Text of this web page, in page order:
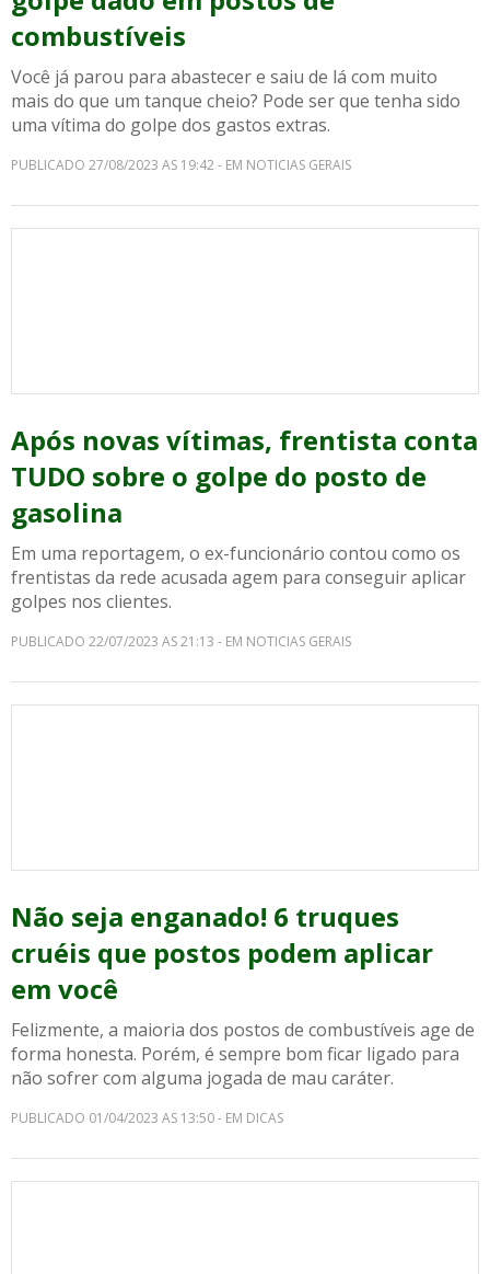
combustíveis
Você já parou para abastecer e saiu de lá com muito
mais do que um tanque cheio? Pode ser que tenha sido
uma vítima do golpe dos gastos extras.
PUBLICADO 27/08/2023 AS 19:42 - EM NOTICIAS GERAIS
Após novas vítimas, frentista conta
TUDO sobre o golpe do posto de
gasolina
Em uma reportagem, o ex-funcionário contou como os
frentistas da rede acusada agem para conseguir aplicar
golpes nos clientes.
PUBLICADO 22/07/2023 AS 21:13 - EM NOTICIAS GERAIS
Não seja enganado! 6 truques
cruéis que postos podem aplicar
em você
Felizmente, a maioria dos postos de combustíveis age de
forma honesta. Porém, é sempre bom ficar ligado para
não sofrer com alguma jogada de mau caráter.
PUBLICADO 01/04/2023 AS 13:50 - EM DICAS